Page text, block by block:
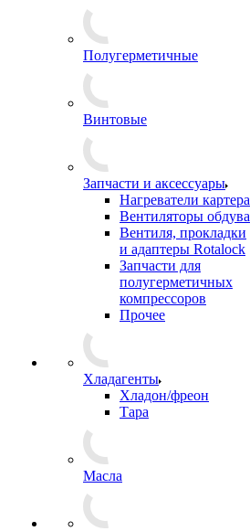
Полугерметичные
Винтовые
Запчасти и аксессуары
Нагреватели картера
Вентиляторы обдува
Вентиля, прокладки
и адаптеры Rotalock
Запчасти для
полугерметичных
компрессоров
Прочее
Хладагенты
Хладон/фреон
Тара
Масла